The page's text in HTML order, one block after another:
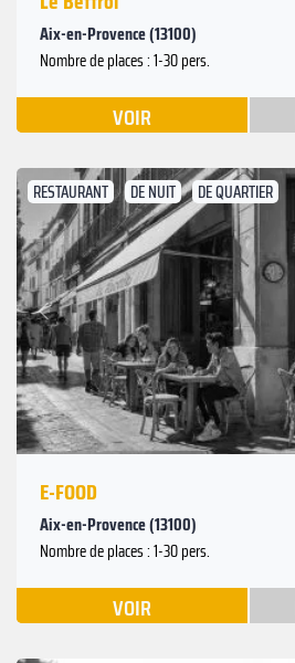
Aix-en-Provence (13100)
Nombre de places : 1-30 pers.
VOIR
RESTAURANT DE NUIT DE QUARTIER
Précédent
E-FOOD
Aix-en-Provence (13100)
Nombre de places : 1-30 pers.
VOIR